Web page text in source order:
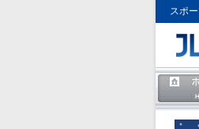
スポ